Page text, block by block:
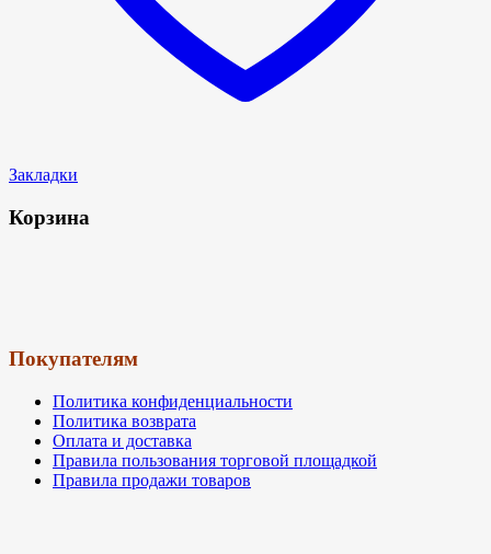
Закладки
Корзина
Покупателям
Политика конфиденциальности
Политика возврата
Оплата и доставка
Правила пользования торговой площадкой
Правила продажи товаров